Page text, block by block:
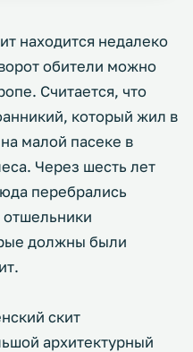
находится недалеко
обители можно
Считается, что
который жил в
малой пасеке в
Через шесть лет
перебрались
должны были
скит
архитектурный